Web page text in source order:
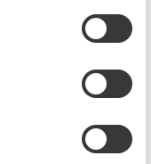
7 559,96 Kč/ks